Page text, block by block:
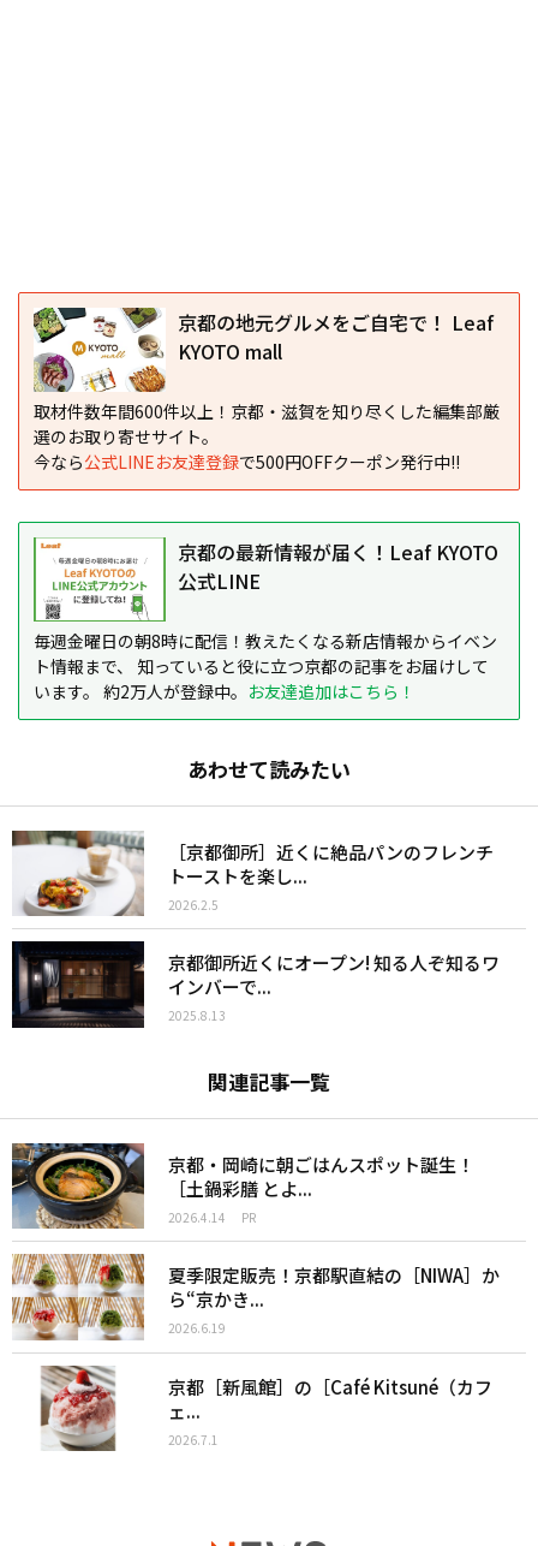
京都の地元グルメをご自宅で！ Leaf
KYOTO mall
取材件数年間600件以上！京都・滋賀を知り尽くした編集部厳
選のお取り寄せサイト。
今なら公式LINEお友達登録で500円OFFクーポン発行中!!
京都の最新情報が届く！Leaf KYOTO
公式LINE
毎週金曜日の朝8時に配信！教えたくなる新店情報からイベン
ト情報まで、 知っていると役に立つ京都の記事をお届けして
います。 約2万人が登録中。 お友達追加はこちら！
あわせて読みたい
［京都御所］近くに絶品パンのフレンチ
トーストを楽し...
2026.2.5
京都御所近くにオープン! 知る人ぞ知るワ
インバーで...
2025.8.13
関連記事一覧
京都・岡崎に朝ごはんスポット誕生！
［土鍋彩膳 とよ...
2026.4.14 PR
夏季限定販売！京都駅直結の［NIWA］か
ら“京かき...
2026.6.19
京都［新風館］の［Café Kitsuné（カフ
ェ...
2026.7.1